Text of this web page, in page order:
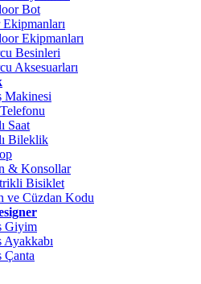
Bot
Ekipmanları
Ekipmanları
Besinleri
Aksesuarları
Makinesi
Saat
Bileklik
& Konsollar
Bisiklet
ve Cüzdan Kodu
Giyim
Ayakkabı
Çanta